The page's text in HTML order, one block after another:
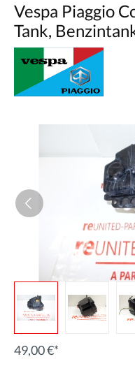
Vespa Piaggio
Tank,
49,00 €*